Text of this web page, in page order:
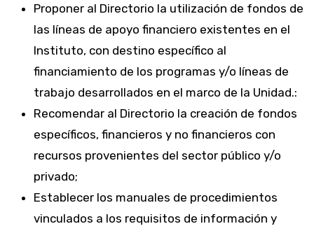
Proponer al Directorio la utilización de fondos de
las líneas de apoyo financiero existentes en el
Instituto, con destino específico al
financiamiento de los programas y/o líneas de
trabajo desarrollados en el marco de la Unidad.:
Recomendar al Directorio la creación de fondos
específicos, financieros y no financieros con
recursos provenientes del sector público y/o
privado;
Establecer los manuales de procedimientos
vinculados a los requisitos de información y